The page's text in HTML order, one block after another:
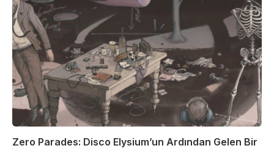
Zero Parades: Disco Elysium’un Ardından Gelen Bir